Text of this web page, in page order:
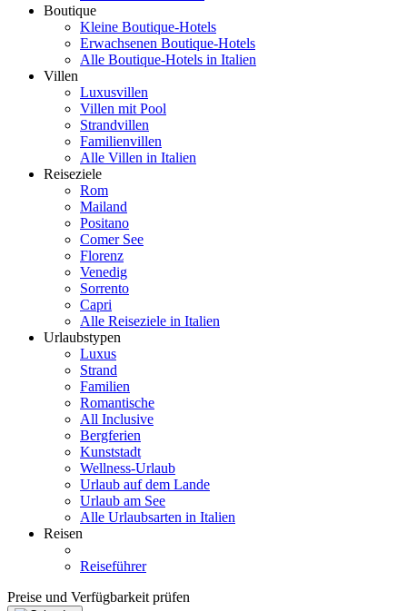
Boutique
Kleine Boutique-Hotels
Erwachsenen Boutique-Hotels
Alle Boutique-Hotels in Italien
Villen
Luxusvillen
Villen mit Pool
Strandvillen
Familienvillen
Alle Villen in Italien
Reiseziele
Rom
Mailand
Positano
Comer See
Florenz
Venedig
Sorrento
Capri
Alle Reiseziele in Italien
Urlaubstypen
Luxus
Strand
Familien
Romantische
All Inclusive
Bergferien
Kunststadt
Wellness-Urlaub
Urlaub auf dem Lande
Urlaub am See
Alle Urlaubsarten in Italien
Reisen
Reiseführer
Preise und Verfügbarkeit prüfen